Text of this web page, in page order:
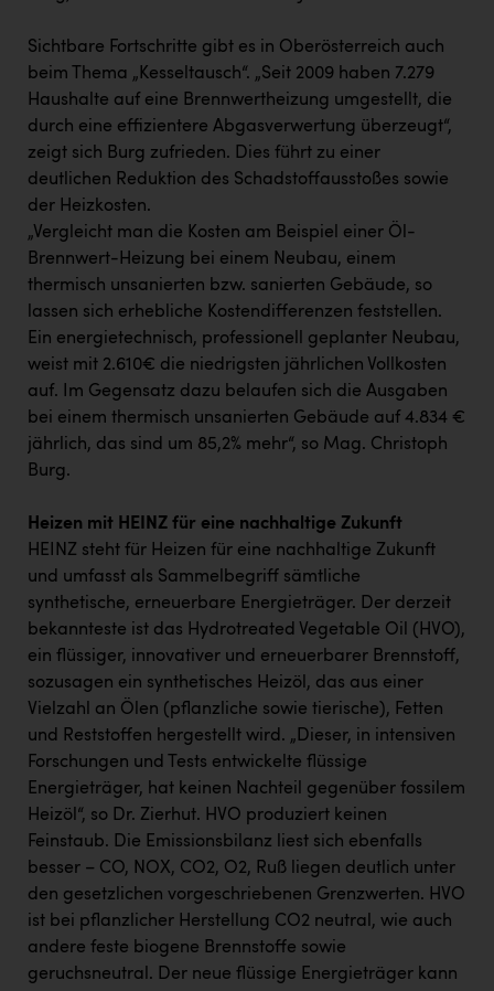
Dopgas
kontakt
Sichtbare Fortschritte gibt es in Oberösterreich auch
beim Thema „Kesseltausch“. „Seit 2009 haben 7.279
Haushalte auf eine Brennwertheizung umgestellt, die
durch eine effizientere Abgasverwertung überzeugt“,
zeigt sich Burg zufrieden. Dies führt zu einer
deutlichen Reduktion des Schadstoffausstoßes sowie
der Heizkosten.
„Vergleicht man die Kosten am Beispiel einer Öl-
Brennwert-Heizung bei einem Neubau, einem
thermisch unsanierten bzw. sanierten Gebäude, so
lassen sich erhebliche Kostendifferenzen feststellen.
Ein energietechnisch, professionell geplanter Neubau,
weist mit 2.610€ die niedrigsten jährlichen Vollkosten
auf. Im Gegensatz dazu belaufen sich die Ausgaben
bei einem thermisch unsanierten Gebäude auf 4.834 €
jährlich, das sind um 85,2% mehr“, so Mag. Christoph
Burg.
Heizen mit HEINZ für eine nachhaltige Zukunft
HEINZ steht für Heizen für eine nachhaltige Zukunft
und umfasst als Sammelbegriff sämtliche
synthetische, erneuerbare Energieträger. Der derzeit
bekannteste ist das Hydrotreated Vegetable Oil (HVO),
ein flüssiger, innovativer und erneuerbarer Brennstoff,
sozusagen ein synthetisches Heizöl, das aus einer
Vielzahl an Ölen (pflanzliche sowie tierische), Fetten
und Reststoffen hergestellt wird. „Dieser, in intensiven
Forschungen und Tests entwickelte flüssige
Energieträger, hat keinen Nachteil gegenüber fossilem
Heizöl“, so Dr. Zierhut. HVO produziert keinen
Feinstaub. Die Emissionsbilanz liest sich ebenfalls
besser – CO, NOX, CO2, O2, Ruß liegen deutlich unter
den gesetzlichen vorgeschriebenen Grenzwerten. HVO
ist bei pflanzlicher Herstellung CO2 neutral, wie auch
andere feste biogene Brennstoffe sowie
geruchsneutral. Der neue flüssige Energieträger kann